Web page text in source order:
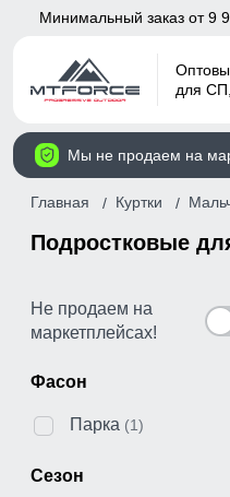
Минимальный заказ от 9
для
Мы не продаем на
Главная Куртки
Подростковые
Не продаем на
маркетплейсах!
Фасон
Парка (1)
Сезон